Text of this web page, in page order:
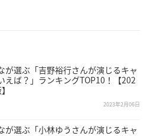
が選ぶ「吉野裕行さんが演じるキャ
えば？」ランキングTOP10！【202
2023年2月06日
が選ぶ「小林ゆうさんが演じるキャ